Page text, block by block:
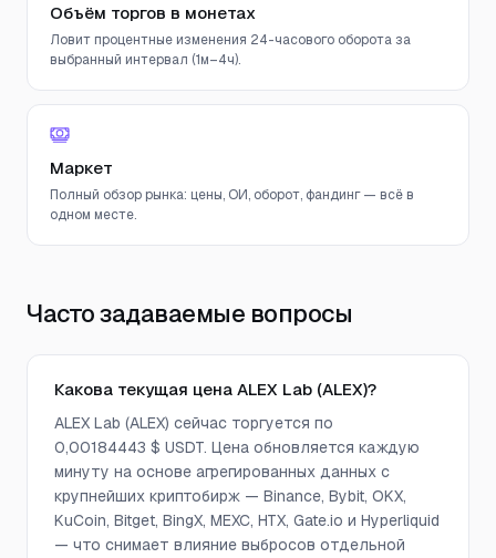
Объём торгов в монетах
Ловит процентные изменения 24-часового оборота за
выбранный интервал (1м–4ч).
Маркет
Полный обзор рынка: цены, ОИ, оборот, фандинг — всё в
одном месте.
Часто задаваемые вопросы
Какова текущая цена ALEX Lab (ALEX)?
ALEX Lab (ALEX) сейчас торгуется по
0,00184443 $ USDT. Цена обновляется каждую
минуту на основе агрегированных данных с
крупнейших криптобирж — Binance, Bybit, OKX,
KuCoin, Bitget, BingX, MEXC, HTX, Gate.io и Hyperliquid
— что снимает влияние выбросов отдельной